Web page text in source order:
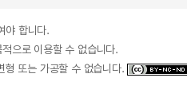
야 합니다.
으로 이용할 수 없습니다.
형 또는 가공할 수 없습니다.